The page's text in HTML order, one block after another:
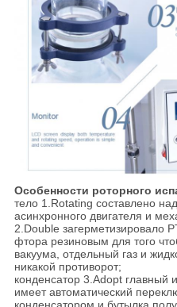
Особенности роторного
тело 1.Rotating составлено
асинхронного двигателя и
2.Double загерметизировало
фтора резиновым для того
вакуума, отдельный газ и
никакой противорот;
конденсатор 3.Adopt
имеет автоматический